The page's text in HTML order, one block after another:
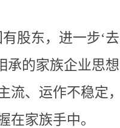
股东，进一步‘
承的家族企业思
流、运作不稳定
在家族手中。